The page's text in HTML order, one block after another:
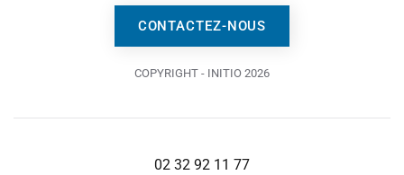
CONTACTEZ-NOUS
COPYRIGHT - INITIO 2026
02 32 92 11 77